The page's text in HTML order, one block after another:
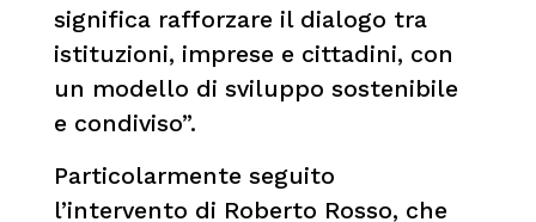
significa rafforzare il dialogo tra
istituzioni, imprese e cittadini, con
un modello di sviluppo sostenibile
e condiviso”.
Particolarmente seguito
l’intervento di Roberto Rosso, che